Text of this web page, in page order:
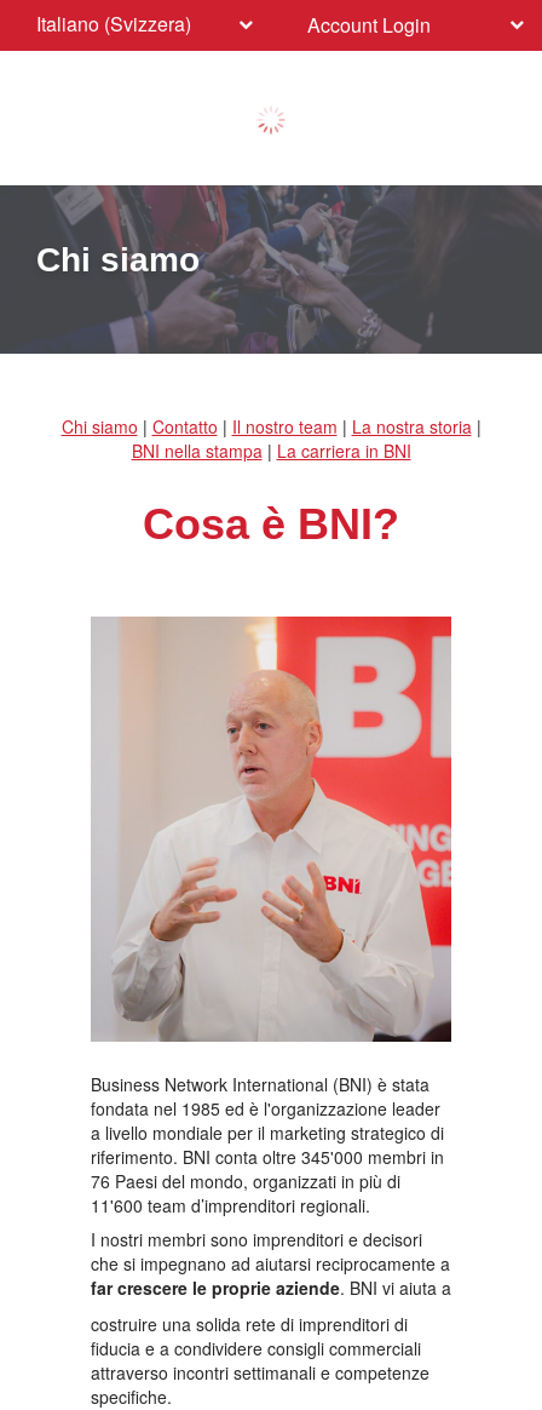
Italiano (Svizzera) Account Login
Chi siamo
Chi siamo | Contatto | Il nostro team | La nostra storia|
BNI nella stampa| La carriera in BNI
Cosa è BNI?
Business Network International (BNI) è stata
fondata nel 1985 ed è l'organizzazione leader
a livello mondiale per il marketing strategico di
riferimento. BNI conta oltre 345'000 membri in
76 Paesi del mondo, organizzati in più di
11'600 team d’imprenditori regionali.
I nostri membri sono imprenditori e decisori
che si impegnano ad aiutarsi reciprocamente a
far crescere le proprie aziende. BNI vi aiuta a
costruire una solida rete di imprenditori di
fiducia e a condividere consigli commerciali
attraverso incontri settimanali e competenze
specifiche.